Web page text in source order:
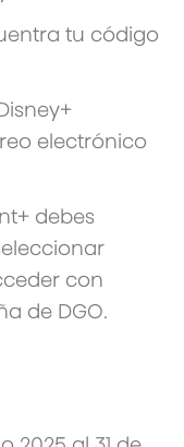
tu código
electrónico
debes
con
de DGO.